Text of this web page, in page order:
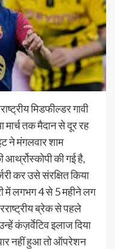
मिडफील्डर गावी
मार्च तक मैदान से दूर रह
ने मंगलवार शाम
आर्थ्रोस्कोपी की गई है,
कर उसे संरक्षित किया
में लगभग 4 से 5 महीने लग
ब्रेक से पहले
कंज़र्वेटिव इलाज दिया
नहीं हुआ तो ऑपरेशन